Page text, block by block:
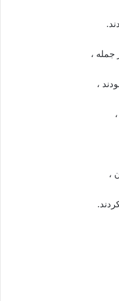
جمله ،
،
،